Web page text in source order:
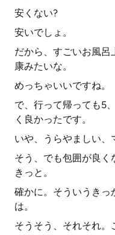
安くない?
安いでしょ。
だから、すごいお風呂
康みたいな。
めっちゃいいですね。
で、行って帰っても5
く良かったです。
いや、うらやましい、
そう、でも包囲が良く
きっと。
確かに。そういうきっ
は。
そうそう、それそれ。